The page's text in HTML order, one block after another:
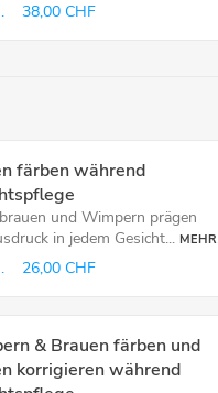
38,00 CHF
färben während
und Wimpern prägen
in jedem Gesicht... MEHR
26,00 CHF
& Brauen färben und
korrigieren während